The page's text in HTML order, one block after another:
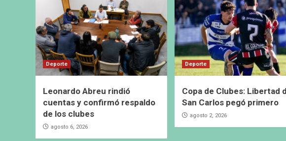
Deporte
Leonardo Abreu rindió
cuentas y confirmó respaldo
de los clubes
agosto 6, 2026
Deporte
Copa de Clubes: Libertad
San Carlos pegó primero
agosto 2, 2026